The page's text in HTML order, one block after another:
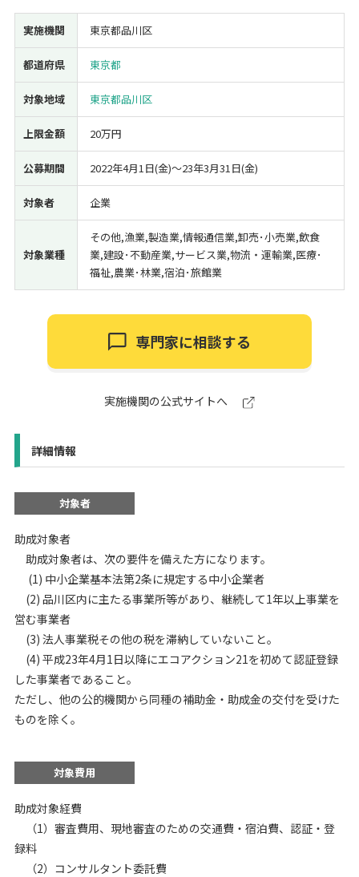
実施機関 東京都品川区
都道府県 東京都
対象地域 東京都品川区
上限金額 20万円
公募期間 2022年4月1日(金)〜23年3月31日(金)
対象者 企業
対象業種
その他,漁業,製造業,情報通信業,卸売･小売業,飲食
業,建設･不動産業,サービス業,物流・運輸業,医療･
福祉,農業･林業,宿泊･旅館業
専門家に相談する
実施機関の公式サイトへ
詳細情報
対象者
助成対象者
助成対象者は、次の要件を備えた方になります。
(1) 中小企業基本法第2条に規定する中小企業者
(2) 品川区内に主たる事業所等があり、継続して1年以上事業を
営む事業者
(3) 法人事業税その他の税を滞納していないこと。
(4) 平成23年4月1日以降にエコアクション21を初めて認証登録
した事業者であること。
ただし、他の公的機関から同種の補助金・助成金の交付を受けた
ものを除く。
対象費用
助成対象経費
（1）審査費用、現地審査のための交通費・宿泊費、認証・登
録料
（2）コンサルタント委託費